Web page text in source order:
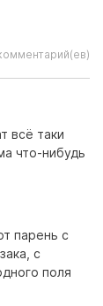
всё таки
что-нибудь
парень с
с
поля